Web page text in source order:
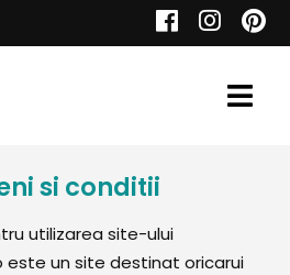
si conditii
utilizarea site-ului
este un site destinat oricarui